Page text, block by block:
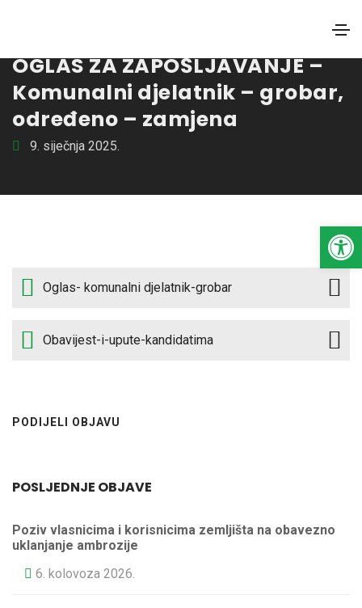
OGLAS ZA ZAPOŠLJAVANJE –
Komunalni djelatnik – grobar,
određeno – zamjena
9. siječnja 2025.
Oglas- komunalni djelatnik-grobar
Obavijest-i-upute-kandidatima
PODIJELI OBJAVU
POSLJEDNJE OBJAVE
Poziv vlasnicima i korisnicima zemljišta na obavezno
uklanjanje ambrozije
6. kolovoza 2026.
Open toolbar